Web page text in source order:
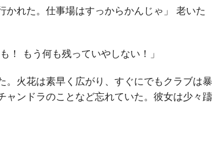
れた。仕事場はすっからかんじゃ」 老いた
！ もう何も残っていやしない！」
火花は素早く広がり、すぐにでもクラブは暴
ンドラのことなど忘れていた。彼女は少々躊